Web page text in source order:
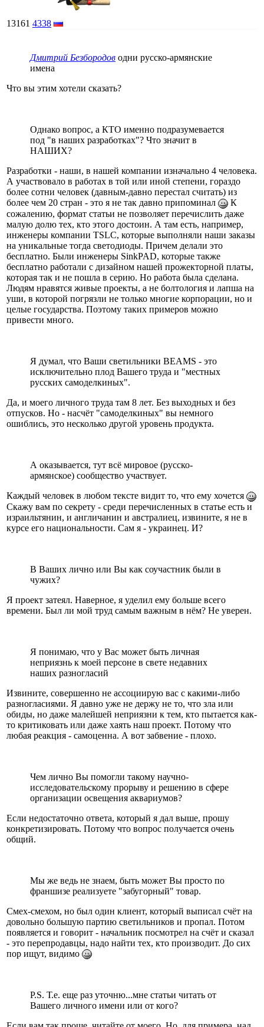
13161 4338
Дмитрий Безбородов одни русско-армянские
имена
Что вы этим хотели сказать?
Однако вопрос, а КТО именно подразумевается
под "в наших разработках"? Что значит в
НАШИХ?
Разработки - наши, в нашей компании изначально 4 человека.
А участвовало в работах в той или иной степени, гораздо
более сотни человек (давным-давно перестал считать) из
более чем 20 стран - это я не так давно припоминал
К
сожалению, формат статьи не позволяет перечислить даже
малую долю тех, кто этого достоин. А там есть, например,
инженеры компании TSLC, которые выполняли наши заказы
на уникальные тогда светодиоды. Причем делали это
бесплатно. Были инженеры SinkPAD, которые также
бесплатно работали с дизайном нашей прожекторной платы,
которая так и не пошла в серию. Но работа была сделана.
Людям нравятся живые проекты, а не болтология и лапша на
уши, в которой погрязли не только многие корпорации, но и
целые государства. Поэтому таких примеров можно
привести много.
Я думал, что Ваши светильники BEAMS - это
исключительно плод Вашего труда и "местных
русских самоделкиных".
Да, и моего личного труда там 8 лет. Без выходных и без
отпусков. Но - насчёт "самоделкиных" вы немного
ошиблись, это несколько другой уровень продукта.
А оказывается, тут всё мировое (русско-
армянское) сообщество участвует.
Каждый человек в любом тексте видит то, что ему хочется
Скажу вам по секрету - среди перечисленных в статье есть и
израильтянин, и англичанин и австралиец, извините, я не в
курсе его национальности. Сам я - украинец. И?
В Ваших лично или Вы как соучастник были в
чужих?
Я проект затеял. Наверное, я уделил ему больше всего
времени. Был ли мой труд самым важным в нём? Не уверен.
Я понимаю, что у Вас может быть личная
неприязнь к моей персоне в свете недавних
наших разногласий
Извините, совершенно не ассоциирую вас с какими-либо
разногласиями. Я давно уже не держу не то, что зла или
обиды, но даже малейшей неприязни к тем, кто пытается как-
то критиковать или даже хаять наш проект. Потому что
любая реакция - самоценна. А вот забвение - плохо.
Чем лично Вы помогли такому научно-
исследовательскому прорыву и решению в сфере
организации освещения аквариумов?
Если недостаточно ответа, который я дал выше, прошу
конкретизировать. Потому что вопрос получается очень
общий.
Мы же ведь не знаем, быть может Вы просто по
франшизе реализуете "забугорный" товар.
Смех-смехом, но был один клиент, который выписал счёт на
довольно большую партию светильников и пропал. Потом
появляется и говорит - начальник посмотрел на счёт и сказал
- это перепродавцы, надо найти тех, кто производит. До сих
пор ищут, видимо
P.S. Т.е. еще раз уточню...мне статьи читать от
Вашего личного имени или от кого?